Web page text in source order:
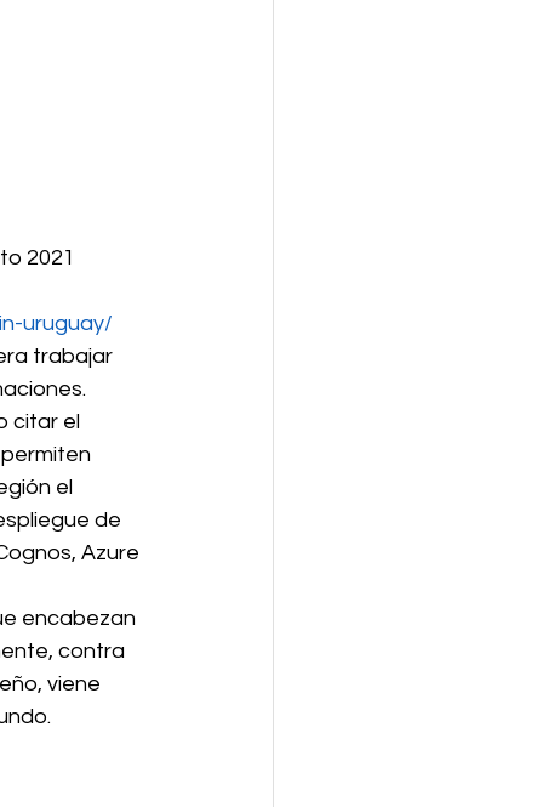
2021
uruguay/
trabajar
citar el
el
de
Azure
encabezan
contra
viene